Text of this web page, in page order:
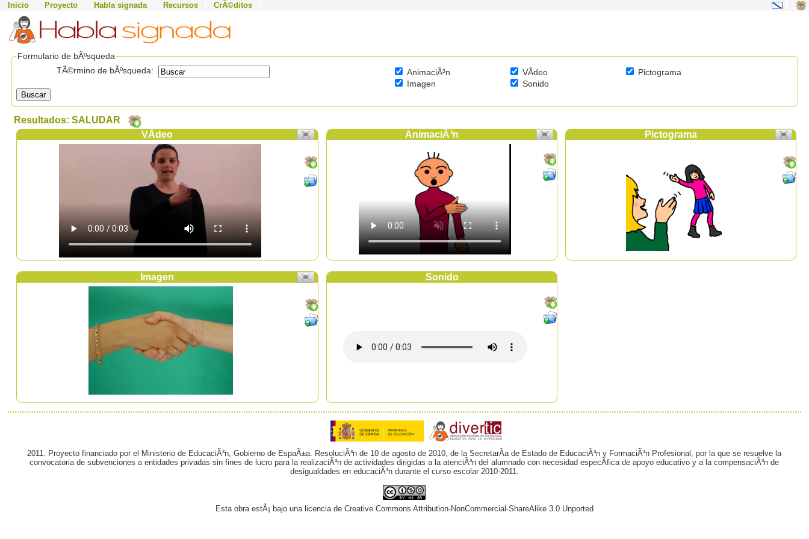
Inicio Proyecto Habla signada Recursos CrÃ©ditos
Formulario de bÃºsqueda
TÃ©rmino de bÃºsqueda:
AnimaciÃ³n VÃ­deo
Pictograma
Imagen
Sonido
Buscar
Resultados: SALUDAR
VÃ­deo
AnimaciÃ³n Pictograma
Imagen Sonido
2011. Proyecto financiado por el Ministerio de EducaciÃ³n, Gobierno de EspaÃ±a. ResoluciÃ³n de 10 de agosto de 2010, de la SecretarÃ­a de Estado de EducaciÃ³n y FormaciÃ³n Profesional, por la que se resuelve la
convocatoria de subvenciones a entidades privadas sin fines de lucro para la realizaciÃ³n de actividades dirigidas a la atenciÃ³n del alumnado con necesidad especÃ­fica de apoyo educativo y a la compensaciÃ³n de
desigualdades en educaciÃ³n durante el curso escolar 2010-2011.
Esta obra estÃ¡ bajo una licencia de Creative Commons Attribution-NonCommercial-ShareAlike 3.0 Unported